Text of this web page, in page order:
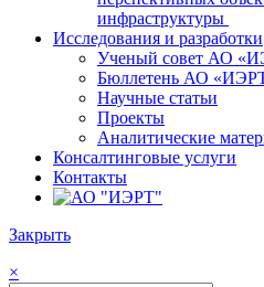
инфраструктуры
Исследования и разработки
Ученый совет АО
Бюллетень АО
Научные статьи
Проекты
Аналитические
Консалтинговые услуги
Контакты
Закрыть
×